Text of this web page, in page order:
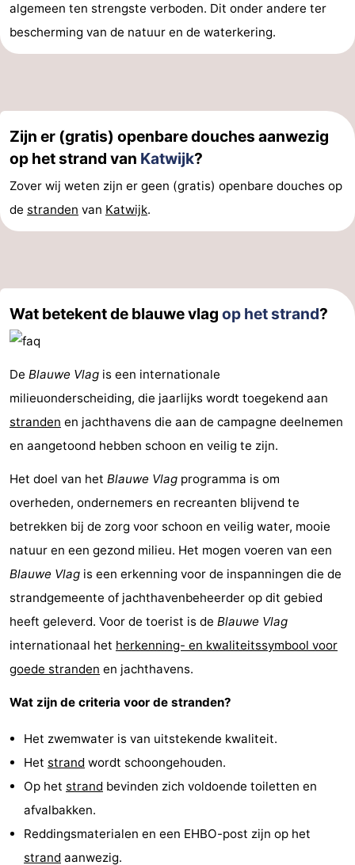
algemeen ten strengste verboden. Dit onder andere ter
bescherming van de natuur en de waterkering.
Zijn er (gratis) openbare douches aanwezig
op het strand van Katwijk?
Zover wij weten zijn er geen (gratis) openbare douches op
de stranden van Katwijk.
Wat betekent de blauwe vlag op het strand?
De Blauwe Vlag is een internationale
milieuonderscheiding, die jaarlijks wordt toegekend aan
stranden en jachthavens die aan de campagne deelnemen
en aangetoond hebben schoon en veilig te zijn.
Het doel van het Blauwe Vlag programma is om
overheden, ondernemers en recreanten blijvend te
betrekken bij de zorg voor schoon en veilig water, mooie
natuur en een gezond milieu. Het mogen voeren van een
Blauwe Vlag is een erkenning voor de inspanningen die de
strandgemeente of jachthavenbeheerder op dit gebied
heeft geleverd. Voor de toerist is de Blauwe Vlag
internationaal het herkenning- en kwaliteitssymbool voor
goede stranden en jachthavens.
Wat zijn de criteria voor de stranden?
Het zwemwater is van uitstekende kwaliteit.
Het strand wordt schoongehouden.
Op het strand bevinden zich voldoende toiletten en
afvalbakken.
Reddingsmaterialen en een EHBO-post zijn op het
strand aanwezig.